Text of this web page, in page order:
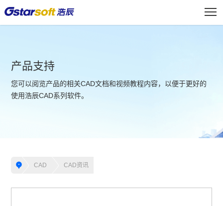
产品支持
您可以阅览产品的相关CAD文档和视频教程内容，以便于更好的
使用浩辰CAD系列软件。
CAD CAD资讯